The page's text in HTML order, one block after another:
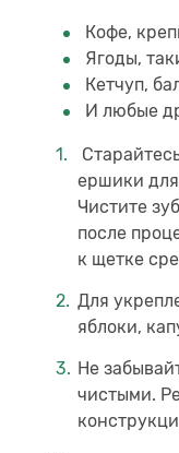
Кофе,
Ягоды,
Кетчуп,
И любые
ершики
Чистите
после
к щетке
Для
яблоки,
Не
чистыми.